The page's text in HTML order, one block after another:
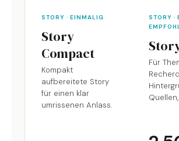
STORY · EINMALIG
Story
Compact
Kompakt
aufbereitete Story
für einen klar
umrissenen Anlass.
STORY ·
Für